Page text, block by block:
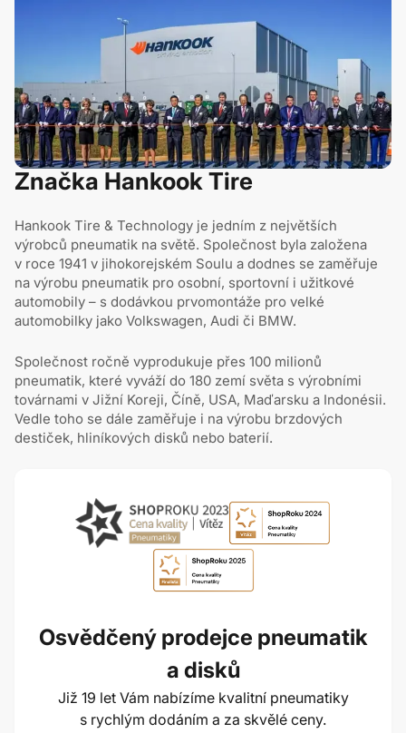
Značka Hankook Tire
Hankook Tire & Technology je jedním z největších
výrobců pneumatik na světě. Společnost byla založena
v roce 1941 v jihokorejském Soulu a dodnes se zaměřuje
na výrobu pneumatik pro osobní, sportovní i užitkové
automobily – s dodávkou prvomontáže pro velké
automobilky jako Volkswagen, Audi či BMW.
Společnost ročně vyprodukuje přes 100 milionů
pneumatik, které vyváží do 180 zemí světa s výrobními
továrnami v Jižní Koreji, Číně, USA, Maďarsku a Indonésii.
Vedle toho se dále zaměřuje i na výrobu brzdových
destiček, hliníkových disků nebo baterií.
Osvědčený prodejce pneumatik
a disků
Již 19 let Vám nabízíme kvalitní pneumatiky
s rychlým dodáním a za skvělé ceny.